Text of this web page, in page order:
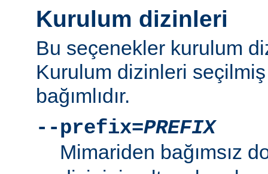
Kurulum dizinleri
Bu seçenekler kurulum
Kurulum dizinleri
bağımlıdır.
--prefix=PREFIX
Mimariden bağımsız